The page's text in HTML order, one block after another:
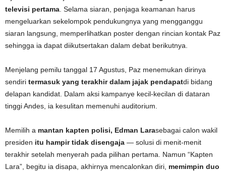
televisi pertama . Selama siaran, penjaga keamanan harus
mengeluarkan sekelompok pendukungnya yang mengganggu
siaran langsung, memperlihatkan poster dengan rincian kontak Paz
sehingga ia dapat diikutsertakan dalam debat berikutnya.
Menjelang pemilu tanggal 17 Agustus, Paz menemukan dirinya
sendiri termasuk yang terakhir dalam jajak pendapatdi bidang
delapan kandidat. Dalam aksi kampanye kecil-kecilan di dataran
tinggi Andes, ia kesulitan memenuhi auditorium.
Memilih a mantan kapten polisi, Edman Larasebagai calon wakil
presiden itu hampir tidak disengaja — solusi di menit-menit
terakhir setelah menyerah pada pilihan pertama. Namun “Kapten
Lara”, begitu ia disapa, akhirnya mencalonkan diri, memimpin duo